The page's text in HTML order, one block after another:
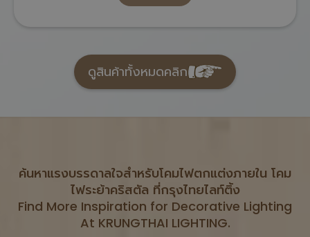
ดูสินค้าทั้งหมดคลิก
ค้นหาแรงบรรดาลใจสำหรับโคมไฟตกแต่งภายใน โคม
ไฟระย้าคริสตัล ที่กรุงไทยไลท์ติ้ง
Find More Inspiration for Decorative Lighting
At KRUNGTHAI LIGHTING.